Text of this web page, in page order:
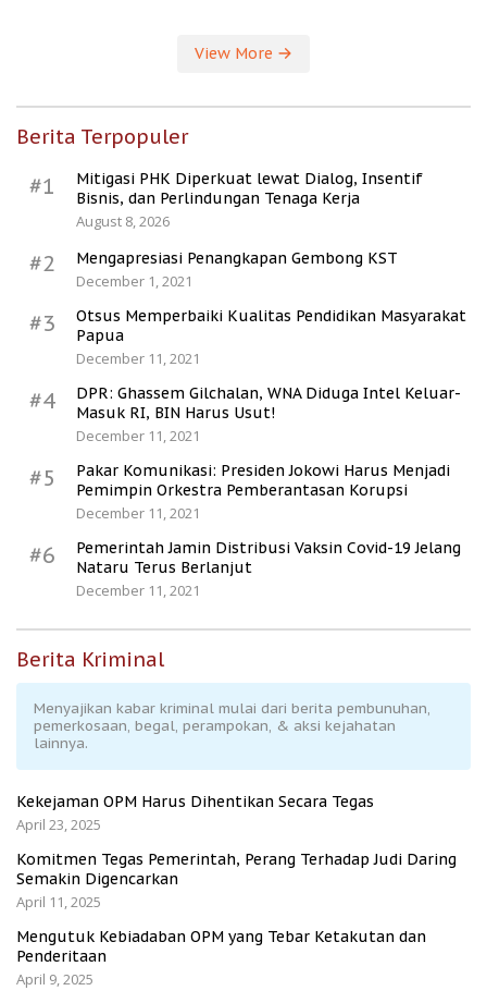
View More
Berita Terpopuler
#1
Mitigasi PHK Diperkuat lewat Dialog, Insentif
Bisnis, dan Perlindungan Tenaga Kerja
August 8, 2026
#2
Mengapresiasi Penangkapan Gembong KST
December 1, 2021
#3
Otsus Memperbaiki Kualitas Pendidikan Masyarakat
Papua
December 11, 2021
#4
DPR: Ghassem Gilchalan, WNA Diduga Intel Keluar-
Masuk RI, BIN Harus Usut!
December 11, 2021
#5
Pakar Komunikasi: Presiden Jokowi Harus Menjadi
Pemimpin Orkestra Pemberantasan Korupsi
December 11, 2021
#6
Pemerintah Jamin Distribusi Vaksin Covid-19 Jelang
Nataru Terus Berlanjut
December 11, 2021
Berita Kriminal
Menyajikan kabar kriminal mulai dari berita pembunuhan,
pemerkosaan, begal, perampokan, & aksi kejahatan
lainnya.
Kekejaman OPM Harus Dihentikan Secara Tegas
April 23, 2025
Komitmen Tegas Pemerintah, Perang Terhadap Judi Daring
Semakin Digencarkan
April 11, 2025
Mengutuk Kebiadaban OPM yang Tebar Ketakutan dan
Penderitaan
April 9, 2025